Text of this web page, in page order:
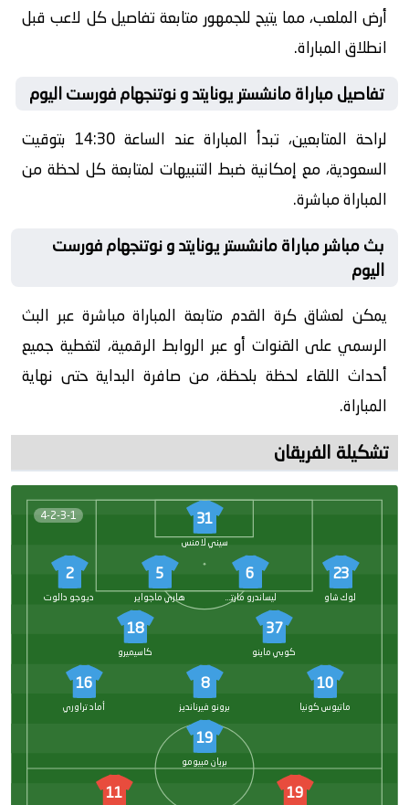
أرض الملعب، مما يتيح للجمهور متابعة تفاصيل كل لاعب قبل
انطلاق المباراة.
تفاصيل مباراة مانشستر يونايتد و نوتنجهام فورست اليوم
لراحة المتابعين، تبدأ المباراة عند الساعة 14:30 بتوقيت
السعودية، مع إمكانية ضبط التنبيهات لمتابعة كل لحظة من
المباراة مباشرة.
بث مباشر مباراة مانشستر يونايتد و نوتنجهام فورست
اليوم
يمكن لعشاق كرة القدم متابعة المباراة مباشرة عبر البث
الرسمي على القنوات أو عبر الروابط الرقمية، لتغطية جميع
أحداث اللقاء لحظة بلحظة، من صافرة البداية حتى نهاية
المباراة.
تشكيلة الفريقان
4-2-3-1 31
سيني لامنس
23
لوك شاو
6
ليساندرو مارتينيز
5
هاري ماجواير
2
ديوجو دالوت
37
كوبي ماينو
18
كاسيميرو
10
ماتيوس كونيا
8
برونو فيرنانديز
16
أماد تراوري
19
بريان مبيومو
19
11